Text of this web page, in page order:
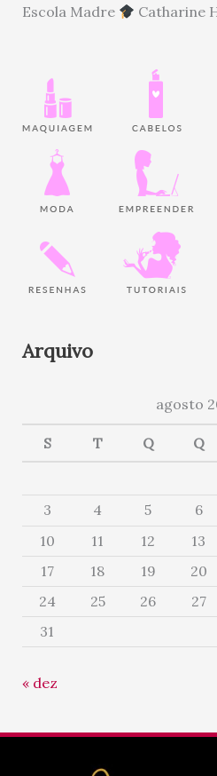
Escola Madre
Catharine
Arquivo
agosto
S T Q Q
3
4 5 6
10
11 12 13
17
18 19 20
24
25 26 27
31
« dez